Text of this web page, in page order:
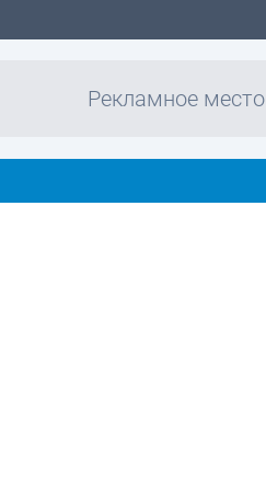
Рекламное место